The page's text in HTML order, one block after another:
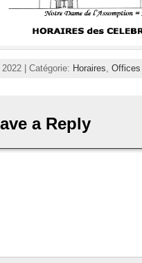
| Catégorie: Horaires Offices
a Reply